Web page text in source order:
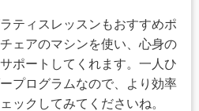
ティスレッスンもおすすめポ
ェアのマシンを使い、心身の
ポートしてくれます。一人ひ
プログラムなので、より効率
ックしてみてくださいね。